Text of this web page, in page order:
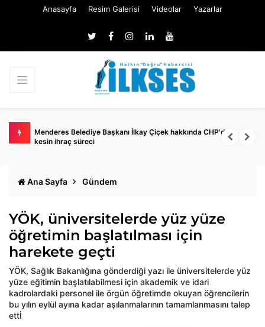
Anasayfa Resim Galerisi Videolar Yazarlar
Menderes Belediye Başkanı İlkay Çiçek hakkında CHP'den
kesin ihraç süreci
Ana Sayfa Gündem
YÖK, üniversitelerde yüz yüze
öğretimin başlatılması için
harekete geçti
YÖK, Sağlık Bakanlığına gönderdiği yazı ile üniversitelerde yüz
yüze eğitimin başlatılabilmesi için akademik ve idari
kadrolardaki personel ile örgün öğretimde okuyan öğrencilerin
bu yılın eylül ayına kadar aşılanmalarının tamamlanmasını talep
ettİ